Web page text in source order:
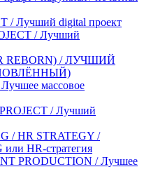
/ Лучший digital проект
/ Лучший
REBORN) / ЛУЧШИЙ
массовое
/ Лучший
/ HR STRATEGY /
или HR-стратегия
PRODUCTION / Лучшее